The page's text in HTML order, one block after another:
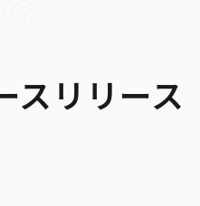
スリリース